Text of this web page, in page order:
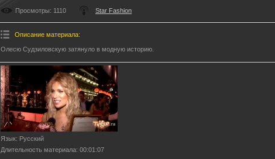
Просмотры: 1110 Star Fashion
Описание материала:
Олесю Судзиловскую затянуло в модную историю.
Язык: Русский
Длительность материала: 00:01:07